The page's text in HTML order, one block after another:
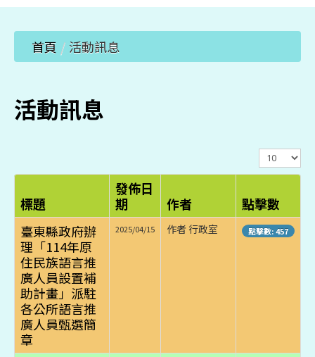
便民服務
首頁 / 活動訊息
活動訊息
顯
示
數
標題
發佈日
期
作者
點擊數
臺東縣政府辦
理「114年原
住民族語言推
廣人員設置補
助計畫」派駐
各公所語言推
廣人員甄選簡
章
2025/04/15 作者 行政室 點擊數: 457